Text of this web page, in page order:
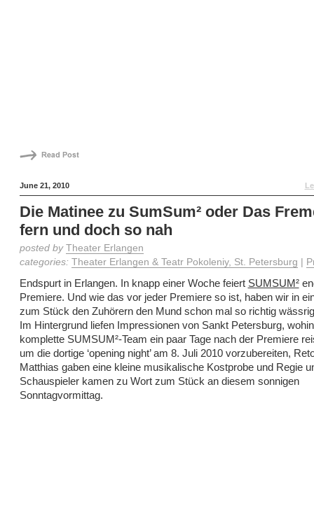
June 21, 2010
Die Matinee zu SumSum² oder Das
fern und doch so nah
posted by Theater Erlangen
categories: Theater Erlangen & Teatr Pokoleniy, St. Petersburg
Endspurt in Erlangen. In knapp einer Woche feiert SUMSUM²
Premiere. Und wie das vor jeder Premiere so ist, haben wir in
zum Stück den Zuhörern den Mund schon mal so richtig
Im Hintergrund liefen Impressionen von Sankt Petersburg,
komplette SUMSUM²-Team ein paar Tage nach der Premiere
um die dortige ‘opening night’ am 8. Juli 2010 vorzubereiten,
Matthias gaben eine kleine musikalische Kostprobe und Regie
Schauspieler kamen zu Wort zum Stück an diesem sonnigen
Sonntagvormittag.